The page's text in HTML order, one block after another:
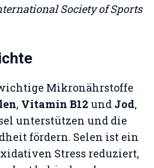
Society of Sports
Mikronährstoffe
, Vitamin B12 und Jod,
unterstützen und die
fördern. Selen ist ein
Stress reduziert,